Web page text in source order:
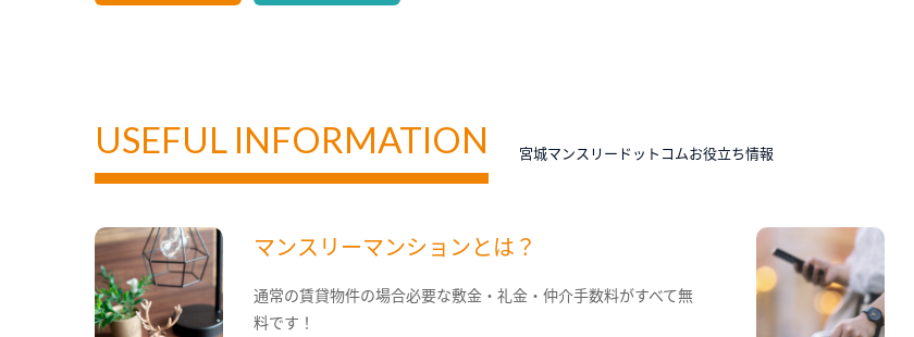
USEFUL INFORMATION 宮城マンスリードットコムお役立ち情報
マンスリーマンションとは？
通常の賃貸物件の場合必要な敷金・礼金・仲介手数料がすべて無
料です！